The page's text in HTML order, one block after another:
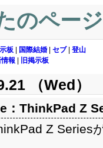
のページ
板 国際結婚 セブ| 登山
報 旧掲示板
（Wed）
： ThinkPad Z
Z Series